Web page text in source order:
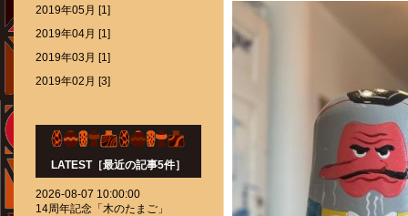
2019年05月 [1]
2019年04月 [1]
2019年03月 [1]
2019年02月 [3]
LATEST［最近の記事5件］
2026-08-07 10:00:00
14周年記念「木のたまご」